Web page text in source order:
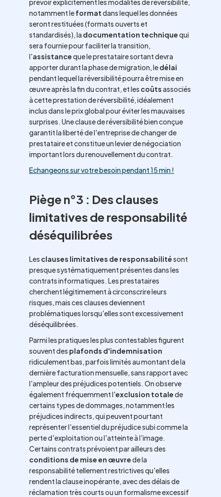
prévoir explicitement les modalités de réversibilité,
notamment leformatdans lequel les données
seront restituées (formats ouverts et
standardisés), la documentation techniquequi
sera fournie pour faciliter la transition,
l'assistanceque le prestataire sortant devra
apporter durant la phase de migration, ledélai
pendant lequel la réversibilité pourra être mise en
œuvre après la fin du contrat, et les coûtsassociés
à cette prestation de réversibilité, idéalement
inclus dans le prix global pour éviter les mauvaises
surprises. Une clause de réversibilité bien conçue
garantit la liberté de l'entreprise de changer de
prestataire et constitue un levier de négociation
important lors du renouvellement du contrat.
Echangeons sur votre besoin pendant 15 min !
Piège n°3 : Des clauses
limitatives de responsabilité
déséquilibrées
Les clauses limitatives de responsabilitésont
presque systématiquement présentes dans les
contrats informatiques. Les prestataires
cherchent légitimement à circonscrire leurs
risques, mais ces clauses deviennent
problématiques lorsqu'elles sont excessivement
déséquilibrées.
Parmi les pratiques les plus contestables figurent
souvent des plafonds d'indemnisation
ridiculement bas, parfois limités au montant de la
dernière facturation mensuelle, sans rapport avec
l'ampleur des préjudices potentiels. On observe
également fréquemment l'exclusion totalede
certains types de dommages, notamment les
préjudices indirects, qui peuvent pourtant
représenter l'essentiel du préjudice subi comme la
perte d'exploitation ou l'atteinte à l'image.
Certains contrats prévoient par ailleurs des
conditions de mise en œuvrede la
responsabilité tellement restrictives qu'elles
rendent la clause inopérante, avec des délais de
réclamation très courts ou un formalisme excessif